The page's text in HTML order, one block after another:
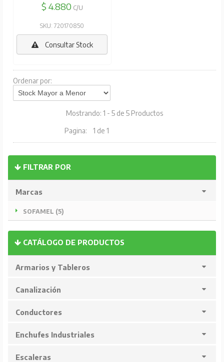
FILTRAR POR
Marcas
SOFAMEL (5)
CATÁLOGO DE PRODUCTOS
Armarios y Tableros
Canalización
Conductores
Enchufes Industriales
Escaleras
$ 4.880C/U
SKU: 720170850
Consultar Stock
Ordenar por:
Mostrando: 1 - 5 de 5 Productos
Pagina: 1 de 1